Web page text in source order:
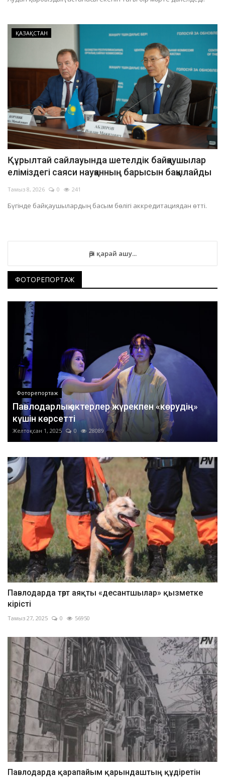
ҚАЗАҚСТАН
Құрылтай сайлауында шетелдік байқаушылар
еліміздегі саяси науқанның барысын бақылайды
Тамыз 8, 2026 0 241
Бүгінде байқаушылардың басым бөлігі аккредитациядан өтті.
Әрі қарай ашу...
ФОТОРЕПОРТАЖ
Фоторепортаж
Павлодарлық актерлер жүрекпен «көрудің»
күшін көрсетті
Желтоқсан 1, 2025 0 28089
Павлодарда төрт аяқты «десантшылар» қызметке
кірісті
Тамыз 27, 2025 0 56950
Павлодарда қарапайым қарындаштың құдіретін